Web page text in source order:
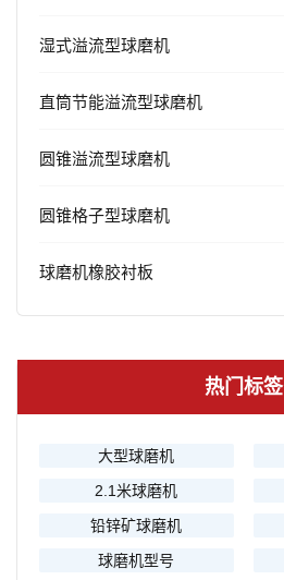
湿式溢流型球磨机
直筒节能溢流型球磨机
圆锥溢流型球磨机
圆锥格子型球磨机
球磨机橡胶衬板
热门标签
大型球磨机
2.1米球磨机
铅锌矿球磨机
球磨机型号